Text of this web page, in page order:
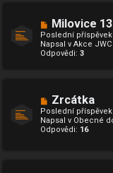
p
ě
v
e
k
N
o
v
ý
p
p
ě
v
e
k
Milovice
Poslední příspěvek
Napsal v Akce
Odpovědi: 3
N
o
v
ý
p
Zrcátka
Poslední příspěvek
Napsal v Obecné
Odpovědi: 16